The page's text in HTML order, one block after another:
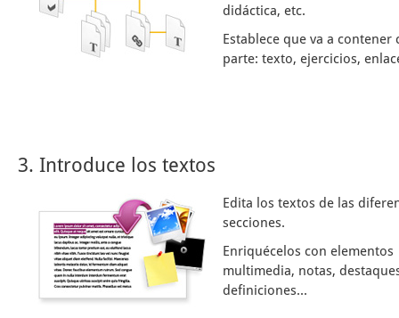
didáctica, etc.
Establece que va a contener
parte: texto, ejercicios,
3. Introduce los textos
Edita los textos de las
secciones.
Enriquécelos con elementos
multimedia, notas,
definiciones...